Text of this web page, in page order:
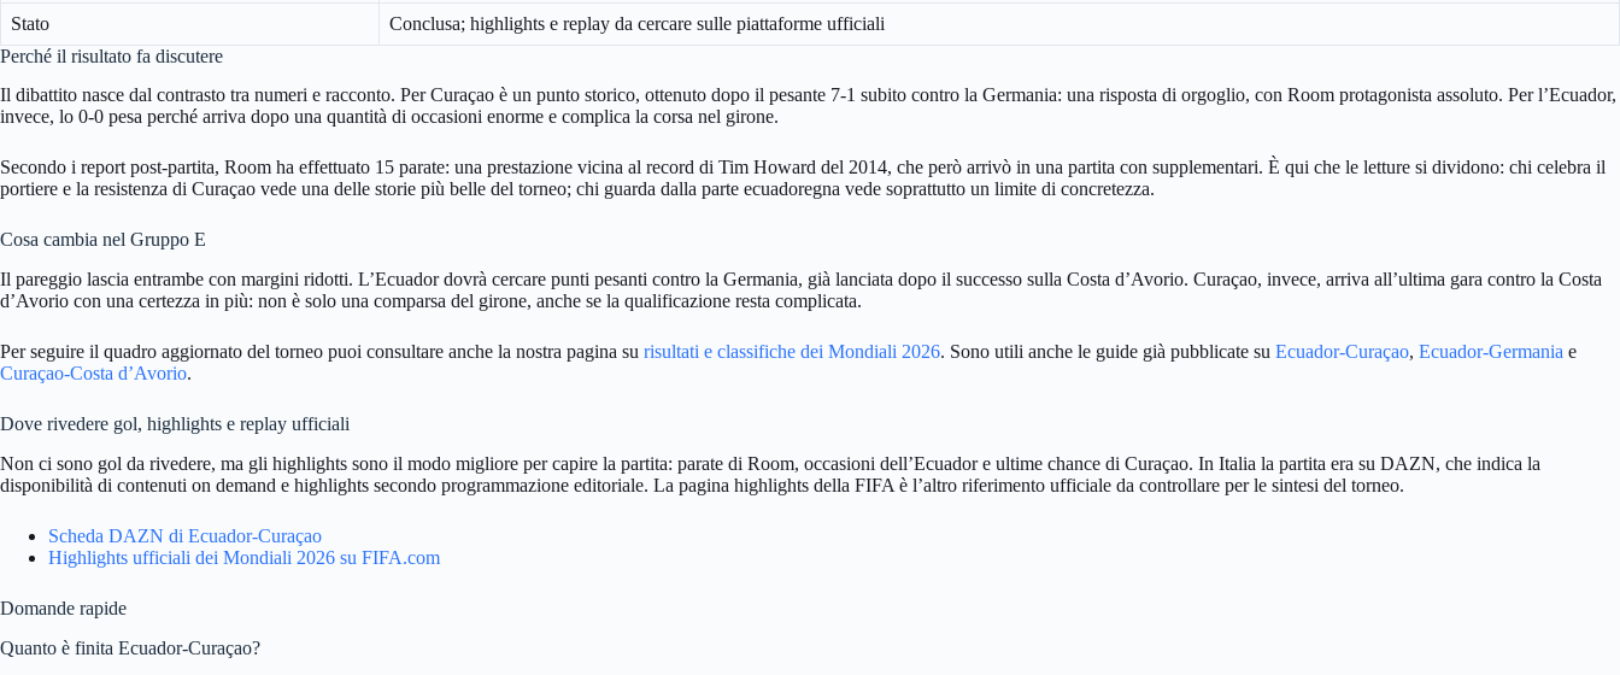
Stato
Conclusa; highlights e replay da cercare sulle piattaforme ufficiali
Perché il risultato fa discutere
Il dibattito nasce dal contrasto tra numeri e racconto. Per Curaçao è un punto storico, ottenuto dopo il pesante 7-1 subito contro la Germania: una risposta di orgoglio, con Room protagonista assoluto. Per l’Ecuador,
invece, lo 0-0 pesa perché arriva dopo una quantità di occasioni enorme e complica la corsa nel girone.
Secondo i report post-partita, Room ha effettuato 15 parate: una prestazione vicina al record di Tim Howard del 2014, che però arrivò in una partita con supplementari. È qui che le letture si dividono: chi celebra il
portiere e la resistenza di Curaçao vede una delle storie più belle del torneo; chi guarda dalla parte ecuadoregna vede soprattutto un limite di concretezza.
Cosa cambia nel Gruppo E
Il pareggio lascia entrambe con margini ridotti. L’Ecuador dovrà cercare punti pesanti contro la Germania, già lanciata dopo il successo sulla Costa d’Avorio. Curaçao, invece, arriva all’ultima gara contro la Costa
d’Avorio con una certezza in più: non è solo una comparsa del girone, anche se la qualificazione resta complicata.
Per seguire il quadro aggiornato del torneo puoi consultare anche la nostra pagina su risultati e classifiche dei Mondiali 2026. Sono utili anche le guide già pubblicate su Ecuador-Curaçao, Ecuador-Germania e
Curaçao-Costa d’Avorio.
Dove rivedere gol, highlights e replay ufficiali
Non ci sono gol da rivedere, ma gli highlights sono il modo migliore per capire la partita: parate di Room, occasioni dell’Ecuador e ultime chance di Curaçao. In Italia la partita era su DAZN, che indica la
disponibilità di contenuti on demand e highlights secondo programmazione editoriale. La pagina highlights della FIFA è l’altro riferimento ufficiale da controllare per le sintesi del torneo.
Scheda DAZN di Ecuador-Curaçao
Highlights ufficiali dei Mondiali 2026 su FIFA.com
Domande rapide
Quanto è finita Ecuador-Curaçao?